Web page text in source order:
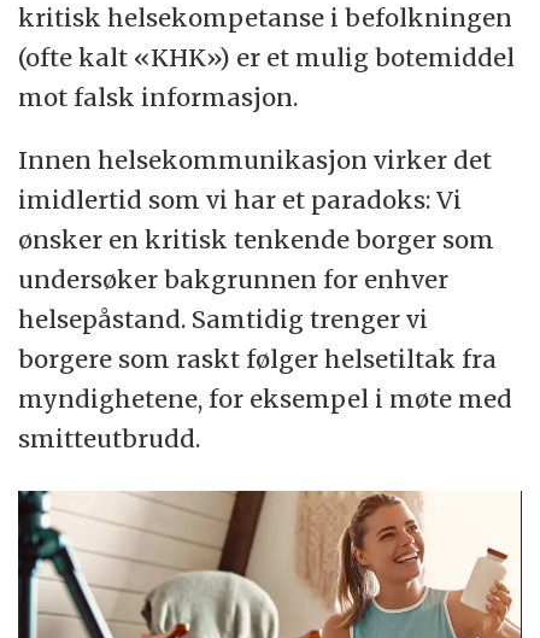
kritisk helsekompetanse i befolkningen
(ofte kalt «KHK») er et mulig botemiddel
mot falsk informasjon.
Innen helsekommunikasjon virker det
imidlertid som vi har et paradoks: Vi
ønsker en kritisk tenkende borger som
undersøker bakgrunnen for enhver
helsepåstand. Samtidig trenger vi
borgere som raskt følger helsetiltak fra
myndighetene, for eksempel i møte med
smitteutbrudd.